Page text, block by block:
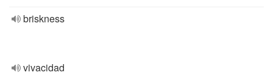
briskness
vivacidad